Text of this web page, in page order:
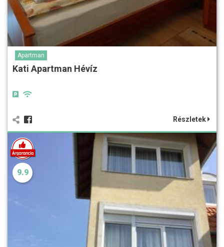
Apartman
Kati Apartman Hévíz
Részletek
9.9